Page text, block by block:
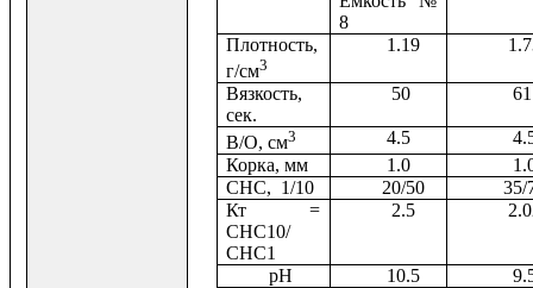
8
Плотность,
г/см3
1.19
Вязкость,
сек.
50 61
В/О, см3 4.5
Корка, мм
1.0
СНС, 1/10
20/50
35/
Кт =
СНС10/
СНС1
2.5
рН 10.5